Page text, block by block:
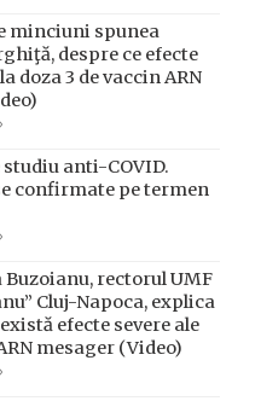
minciuni spunea
despre ce efecte
doza 3 de vaccin ARN
anti-COVID.
confirmate pe termen
Buzoianu, rectorul UMF
Cluj-Napoca, explica
efecte severe ale
mesager (Video)